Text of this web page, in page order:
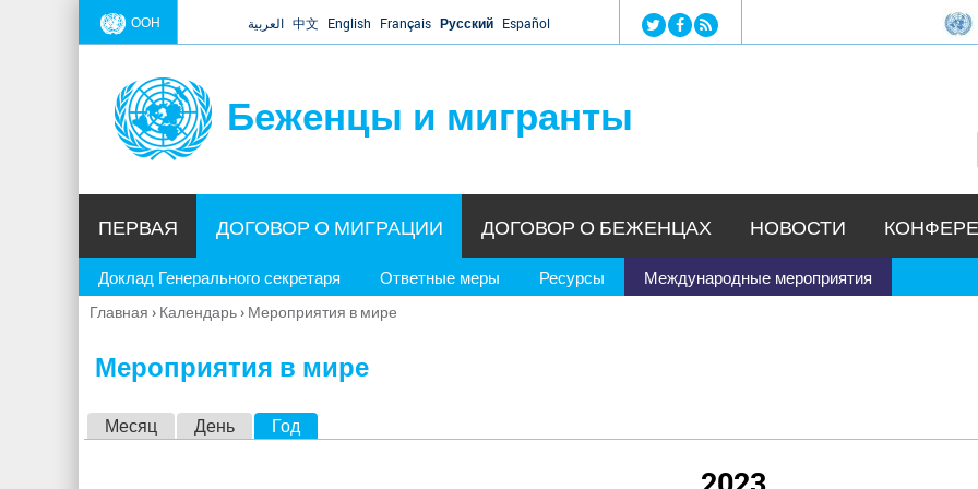
Jump to navigation
ООН العربية 中文 English Français Русский Español
Беженцы и мигранты
ПЕРВАЯ ДОГОВОР О МИГРАЦИИ
Доклад Генерального секретаря Ответные меры Ресурсы Международные мероприятия
ДОГОВОР О БЕЖЕНЦАХ НОВОСТИ
Вы
Главная › Календарь› Мероприятия в мире
Мероприятия в мире
Месяц День Год